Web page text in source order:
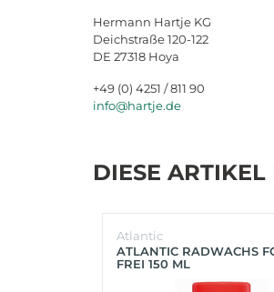
Hermann Hartje KG
Deichstraße 120-122
DE 27318 Hoya
+49 (0) 4251 / 811 90
info@hartje.de
DIESE ARTIKEL
Atlantic
ATLANTIC RADWACHS
FREI 150 ML